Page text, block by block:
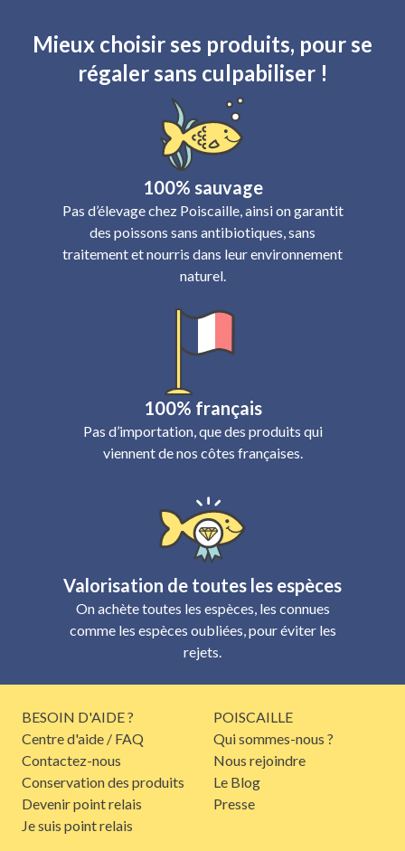
Mieux choisir ses produits, pour se
régaler sans culpabiliser !
100% sauvage
Pas d’élevage chez Poiscaille, ainsi on garantit
des poissons sans antibiotiques, sans
traitement et nourris dans leur environnement
naturel.
100% français
Pas d’importation, que des produits qui
viennent de nos côtes françaises.
Valorisation de toutes les espèces
On achète toutes les espèces, les connues
comme les espèces oubliées, pour éviter les
rejets.
BESOIN D'AIDE ?
Centre d'aide / FAQ
Contactez-nous
Conservation des produits
Devenir point relais
Je suis point relais
POISCAILLE
Qui sommes-nous ?
Nous rejoindre
Le Blog
Presse